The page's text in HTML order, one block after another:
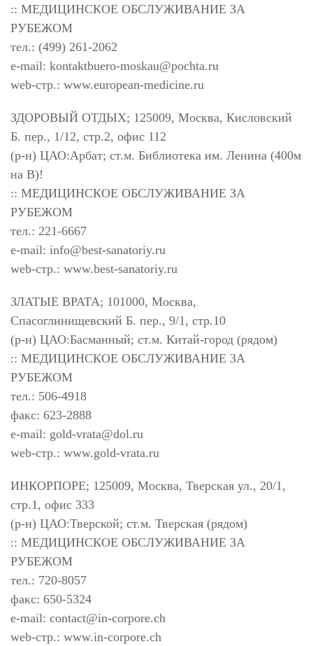
:: МЕДИЦИНСКОЕ ОБСЛУЖИВАНИЕ ЗА
РУБЕЖОМ
тел.: (499) 261-2062
e-mail: kontaktbuero-moskau@pochta.ru
web-стр.: www.european-medicine.ru
ЗДОРОВЫЙ ОТДЫХ; 125009, Москва, Кисловский
Б. пер., 1/12, стр.2, офис 112
(р-н) ЦАО:Арбат; ст.м. Библиотека им. Ленина (400м
на В)!
:: МЕДИЦИНСКОЕ ОБСЛУЖИВАНИЕ ЗА
РУБЕЖОМ
тел.: 221-6667
e-mail: info@best-sanatoriy.ru
web-стр.: www.best-sanatoriy.ru
ЗЛАТЫЕ ВРАТА; 101000, Москва,
Спасоглинищевский Б. пер., 9/1, стр.10
(р-н) ЦАО:Басманный; ст.м. Китай-город (рядом)
:: МЕДИЦИНСКОЕ ОБСЛУЖИВАНИЕ ЗА
РУБЕЖОМ
тел.: 506-4918
факс: 623-2888
e-mail: gold-vrata@dol.ru
web-стр.: www.gold-vrata.ru
ИНКОРПОРЕ; 125009, Москва, Тверская ул., 20/1,
стр.1, офис 333
(р-н) ЦАО:Тверской; ст.м. Тверская (рядом)
:: МЕДИЦИНСКОЕ ОБСЛУЖИВАНИЕ ЗА
РУБЕЖОМ
тел.: 720-8057
факс: 650-5324
e-mail: contact@in-corpore.ch
web-стр.: www.in-corpore.ch